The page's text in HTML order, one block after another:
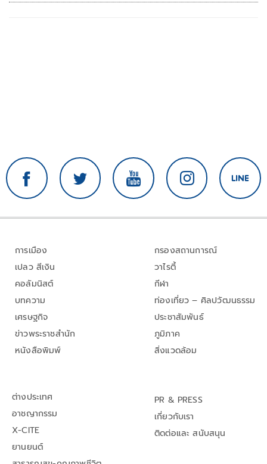
การเมือง
เปลว สีเงิน
คอลัมนิสต์
บทความ
เศรษฐกิจ
ข่าวพระราชสำนัก
หนังสือพิมพ์
กรองสถานการณ์
วาไรตี้
กีฬา
ท่องเที่ยว – ศิลปวัฒนธรรม
ประชาสัมพันธ์
ภูมิภาค
สิ่งแวดล้อม
ต่างประเทศ
อาชญากรรม
X-CITE
ยานยนต์
PR & PRESS
เกี่ยวกับเรา
ติดต่อและ สนับสนุน